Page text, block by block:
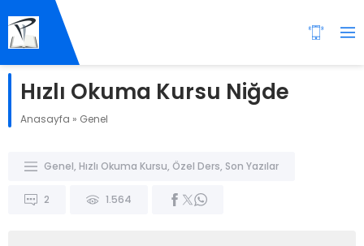
Hızlı Okuma Kursu Niğde
Anasayfa » Genel
Genel, Hızlı Okuma Kursu, Özel Ders, Son Yazılar
2 1.564